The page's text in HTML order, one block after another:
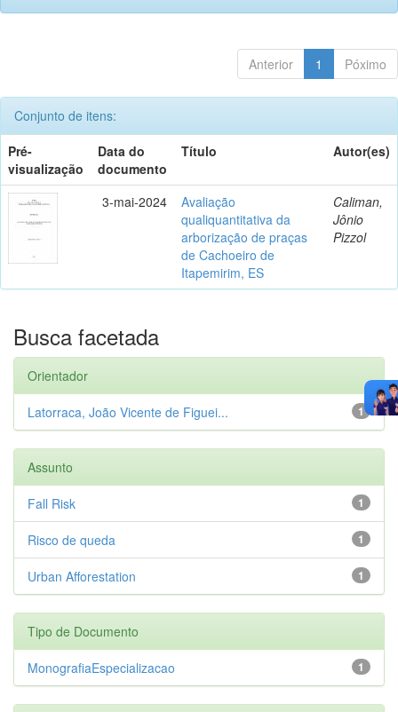
Anterior 1 Póximo
Conjunto de itens:
Pré-
visualização
Data do
documento
Título Autor(es)
3-mai-2024
Avaliação
qualiquantitativa da
arborização de praças
de Cachoeiro de
Itapemirim, ES
Caliman,
Jônio
Pizzol
Busca facetada
Orientador
1
Latorraca, João Vicente de Figuei...
Assunto
1
Fall Risk
1
Risco de queda
1
Urban Afforestation
Tipo de Documento
1
MonografiaEspecializacao